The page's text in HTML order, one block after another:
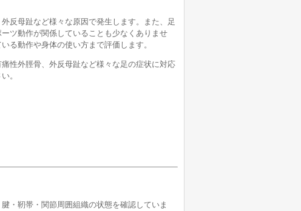
反母趾など様々な原因で発生します。また、足
ツ動作が関係していることも少なくありませ
る動作や身体の使い方まで評価します。
性外脛骨、外反母趾など様々な足の症状に対応
。
・靭帯・関節周囲組織の状態を確認していま